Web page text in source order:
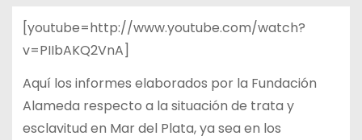
[youtube=http://www.youtube.com/watch?
v=PIIbAKQ2VnA]
Aquí los informes elaborados por la Fundación
Alameda respecto a la situación de trata y
esclavitud en Mar del Plata, ya sea en los